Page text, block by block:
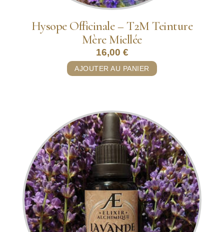
Hysope Officinale – T2M Teinture
Mère Miellée
16,00 €
AJOUTER AU PANIER